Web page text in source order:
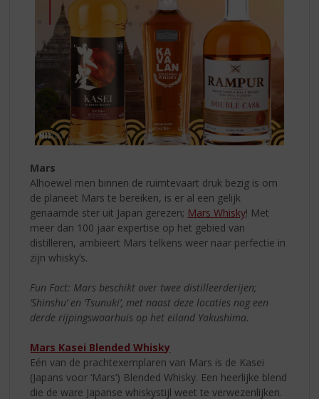
Mars
Alhoewel men binnen de ruimtevaart druk bezig is om
de planeet Mars te bereiken, is er al een gelijk
genaamde ster uit Japan gerezen; Mars Whisky! Met
meer dan 100 jaar expertise op het gebied van
distilleren, ambieert Mars telkens weer naar perfectie in
zijn whisky’s.
Fun Fact: Mars beschikt over twee distilleerderijen;
‘Shinshu’ en ‘Tsunuki’, met naast deze locaties nog een
derde rijpingswaarhuis op het eiland Yakushima.
Mars Kasei Blended Whisky
Eén van de prachtexemplaren van Mars is de Kasei
(Japans voor ‘Mars’) Blended Whisky. Een heerlijke blend
die de ware Japanse whiskystijl weet te verwezenlijken.